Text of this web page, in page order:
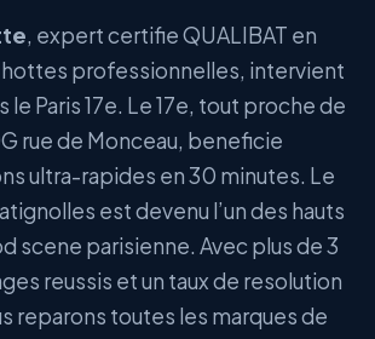
, expert certifie QUALIBAT en
professionnelles, intervient
le Paris 17e. Le 17e, tout proche de
rue de Monceau, beneficie
ultra-rapides en 30 minutes. Le
est devenu l’un des hauts
scene parisienne. Avec plus de 3
reussis et un taux de resolution
reparons toutes les marques de